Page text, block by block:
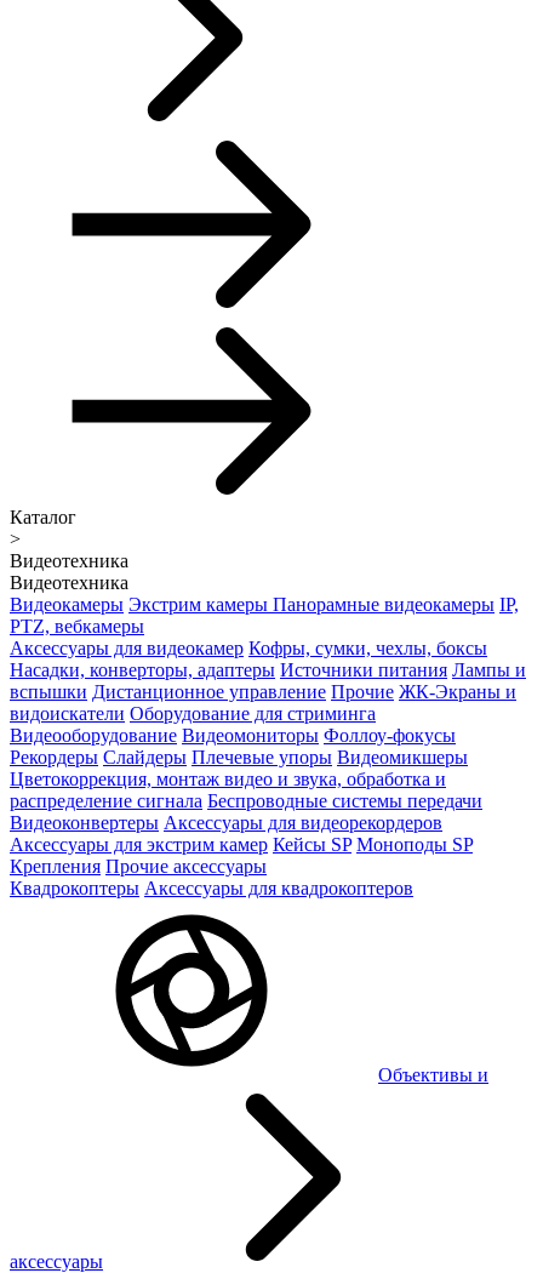
Каталог
>
Видеотехника
Видеотехника
Видеокамеры Экстрим камеры Панорамные видеокамеры IP,
PTZ, вебкамеры
Аксессуары для видеокамер Кофры, сумки, чехлы, боксы
Насадки, конверторы, адаптеры Источники питания Лампы и
вспышки Дистанционное управление Прочие ЖК-Экраны и
видоискатели Оборудование для стриминга
Видеооборудование Видеомониторы Фоллоу-фокусы
Рекордеры Слайдеры Плечевые упоры Видеомикшеры
Цветокоррекция, монтаж видео и звука, обработка и
распределение сигнала Беспроводные системы передачи
Видеоконвертеры Аксессуары для видеорекордеров
Аксессуары для экстрим камер Кейсы SP Моноподы SP
Крепления Прочие аксессуары
Квадрокоптеры Аксессуары для квадрокоптеров
Объективы и
аксессуары